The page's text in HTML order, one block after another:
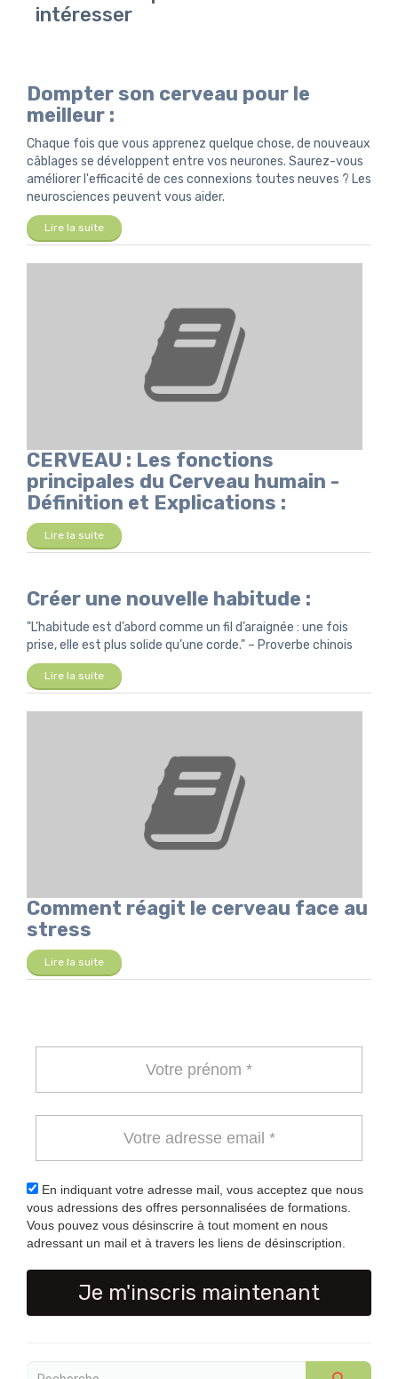
intéresser
Dompter son cerveau pour le
meilleur :
Chaque fois que vous apprenez quelque chose, de nouveaux
câblages se développent entre vos neurones. Saurez-vous
améliorer l'efficacité de ces connexions toutes neuves ? Les
neurosciences peuvent vous aider.
Lire la suite
CERVEAU : Les fonctions
principales du Cerveau humain -
Définition et Explications :
Lire la suite
Créer une nouvelle habitude :
"L’habitude est d’abord comme un fil d’araignée : une fois
prise, elle est plus solide qu’une corde." – Proverbe chinois
Lire la suite
Comment réagit le cerveau face au
stress
Lire la suite
En indiquant votre adresse mail, vous acceptez que nous
vous adressions des offres personnalisées de formations.
Vous pouvez vous désinscrire à tout moment en nous
adressant un mail et à travers les liens de désinscription.
Je m'inscris maintenant